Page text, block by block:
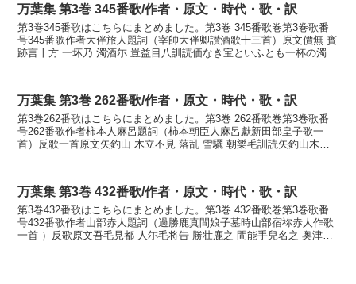
万葉集 第3巻 345番歌/作者・原文・時代・歌・訳
第3巻345番歌はこちらにまとめました。第3巻 345番歌巻第3巻歌番
号345番歌作者大伴旅人題詞（宰帥大伴卿讃酒歌十三首）原文價無 寳
跡言十方 一坏乃 濁酒尓 豈益目八訓読価なき宝といふとも一杯の濁れ
万葉集 第3巻 262番歌/作者・原文・時代・歌・訳
第3巻262番歌はこちらにまとめました。第3巻 262番歌巻第3巻歌番
号262番歌作者柿本人麻呂題詞（柿本朝臣人麻呂獻新田部皇子歌一
首）反歌一首原文矢釣山 木立不見 落乱 雪驪 朝樂毛訓読矢釣山木立
万葉集 第3巻 432番歌/作者・原文・時代・歌・訳
第3巻432番歌はこちらにまとめました。第3巻 432番歌巻第3巻歌番
号432番歌作者山部赤人題詞（過勝鹿真間娘子墓時山部宿祢赤人作歌
一首 ）反歌原文吾毛見都 人尓毛将告 勝壮鹿之 間能手兒名之 奥津城